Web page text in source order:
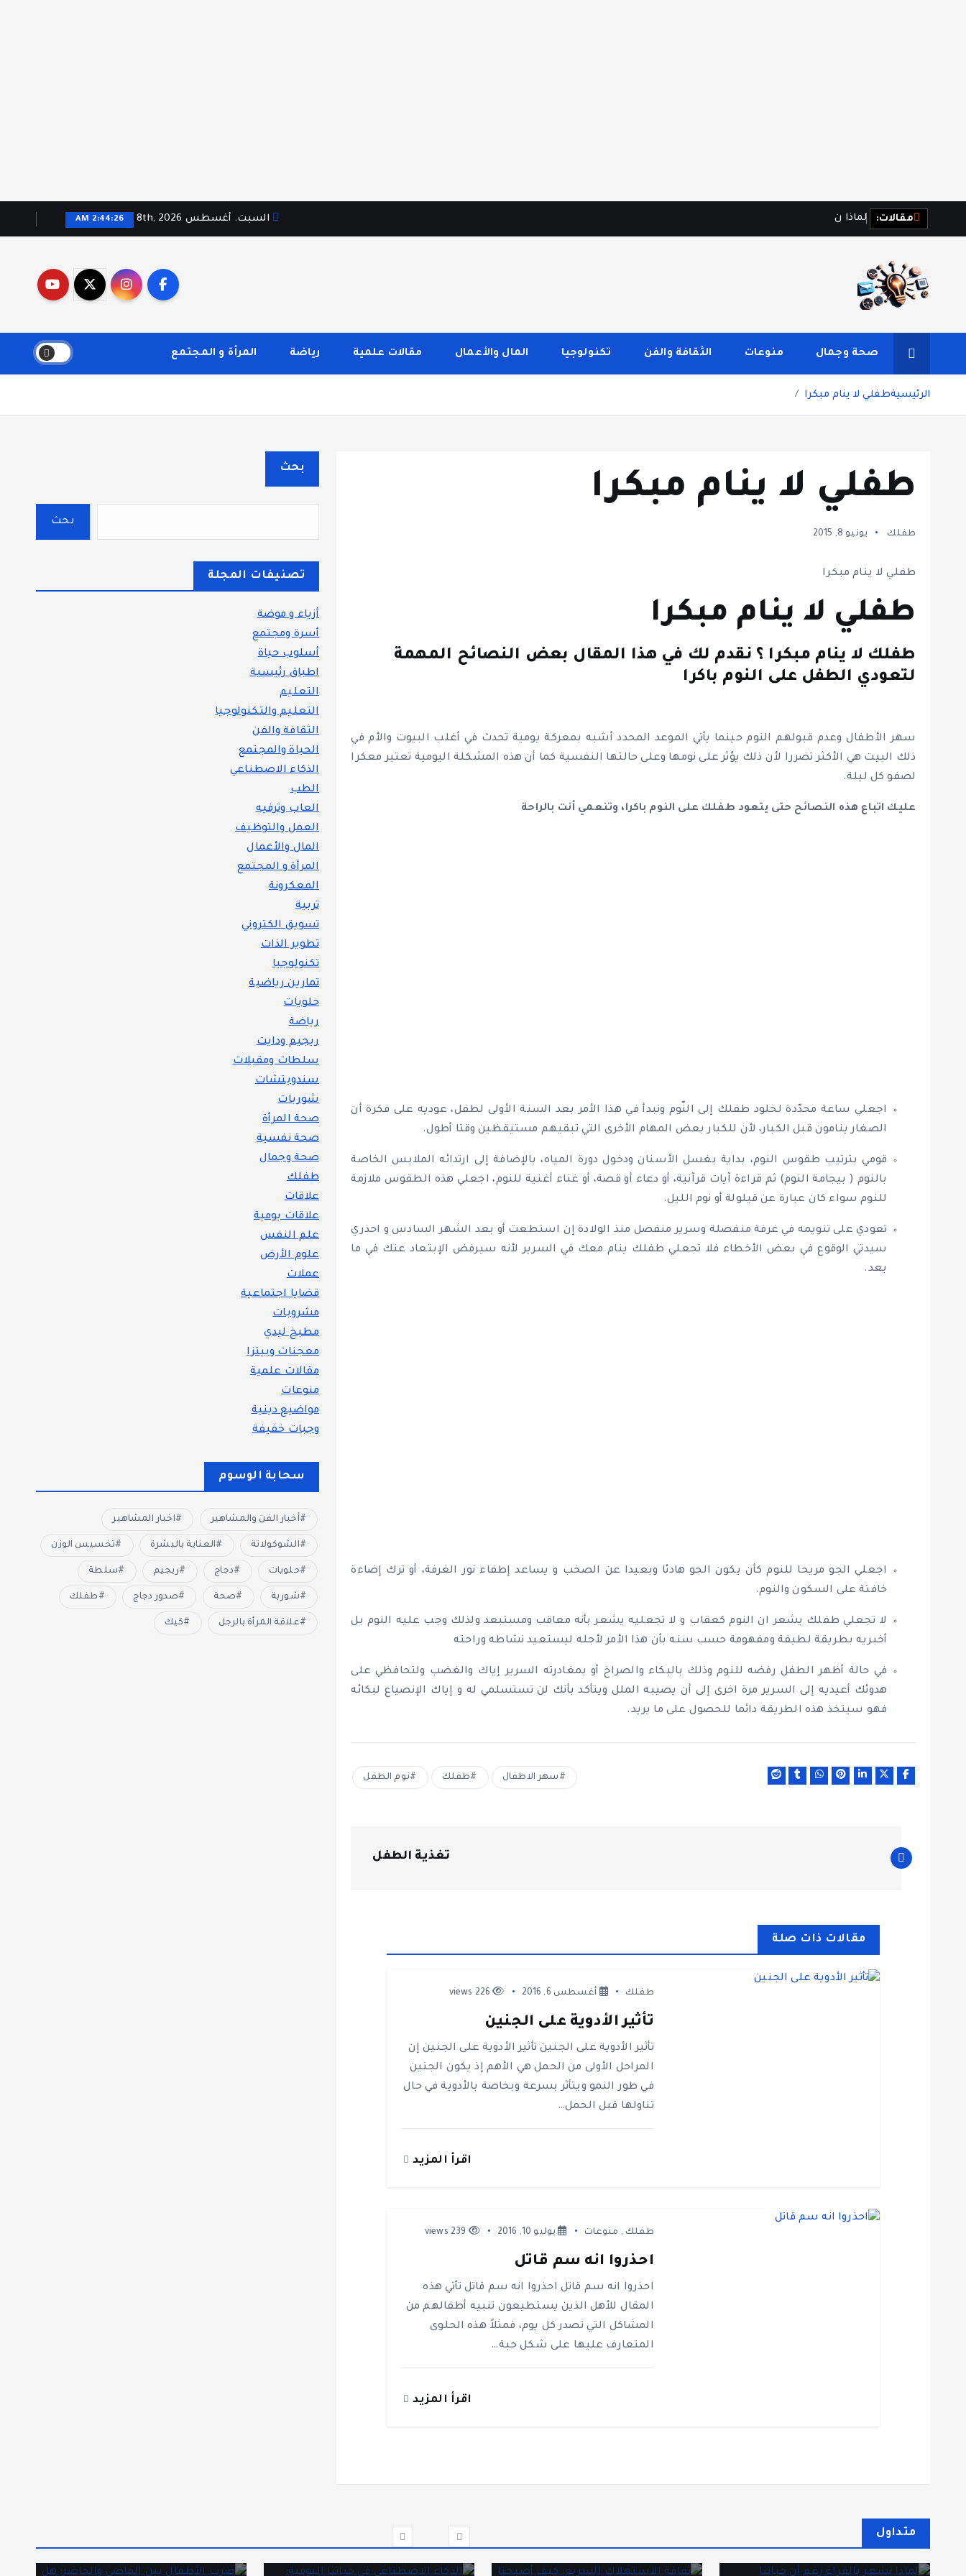
مقالات: لماذا نش السبت. أغسطس 8th, 2026 2:44:26 AM
ونصائح يومية تركز على أسلوب الحياة الحديث، بالإضافة إلى تغطية مواضيع تتعلق بالأمومة والعناية الشخصية. الموقع مقسم بوضوح إلى أقسام ليسهل التنقل ويضمن تقديم تجربة
مستخدم سلسة
صحة وجمال منوعات الثقافة والفن تكنولوجيا المال والأعمال مقالات علمية رياضة المرأة و المجتمع
الرئيسيةطفلي لا ينام مبكرا
طفلي لا ينام مبكرا
طفلك يونيو 8, 2015
طفلي لا ينام مبكرا
طفلي لا ينام مبكرا
طفلك لا ينام مبكرا ؟ نقدم لك في هذا المقال بعض النصائح المهمة
لتعودي الطفل على النوم باكرا
سهر الأطفال وعدم قبولهم النوم حينما يأتي الموعد المحدد أشبه بمعركة يومية تحدث في أغلب البيوت والأم في
ذلك البيت هي الأكثر تضررا لأن ذلك يؤثر على نومها وعلى حالتها النفسية كما أن هذه المشكلة اليومية تعتبر معكرا
لصفو كل ليلة.
عليك اتباع هذه النصائح حتى يتعود طفلك على النوم باكرا، وتنعمي أنت بالراحة
اجعلي ساعة محدّدة لخلود طفلك إلى النّوم ونبدأ في هذا الأمر بعد السنة الأولى لطفل، عوديه على فكرة أن
الصغار ينامون قبل الكبار، لأن للكبار بعض المهام الأخرى التي تبقيهم مستيقظين وقتا أطول.
قومي بترتيب طقوس النوم، بداية بغسل الأسنان ودخول دورة المياه، بالإضافة إلى ارتدائه الملابس الخاصة
بالنوم ( بيجامة النوم) ثم قراءة آيات قرآنية، أو دعاء أو قصة، أو غناء أغنية للنوم، اجعلي هذه الطقوس ملازمة
للنوم سواء كان عبارة عن قيلولة أو نوم الليل.
تعودي على تنويمه في غرفة منفصلة وسرير منفصل منذ الولادة إن استطعت أو بعد الشهر السادس و احذري
سيدتي الوقوع في بعض الأخطاء فلا تجعلي طفلك ينام معك في السرير لأنه سيرفض الإبتعاد عنك في ما
بعد.
اجعلي الجو مريحا للنوم كأن يكون الجو هادئا وبعيدا عن الصخب و يساعد إطفاء نور الغرفة، أو ترك إضاءة
خافتة على السكون والنوم.
لا تجعلي طفلك يشعر ان النوم كعقاب و لا تجعليه يشعر بأنه معاقب ومستبعد ولذلك وجب عليه النوم بل
أخبريه بطريقة لطيفة ومفهومة حسب سنه بأن هذا الأمر لأجله ليستعيد نشاطه وراحته
في حالة أظهر الطفل رفضه للنوم وذلك بالبكاء والصراخ أو بمغادرته السرير إياك والغضب ولتحافظي على
هدوئك أعيديه إلى السرير مرة اخرى إلى أن يصيبه الملل ويتأكد بأنك لن تستسلمي له و إياك الإنصياع لبكائه
فهو سيتخذ هذه الطريقة دائما للحصول على ما يريد.
سهر الاطفال طفلك نوم الطفل
ت
تغذية الطفل
مقالات ذات صلة
طفلك أغسطس 6, 2016 226 views
تأثير الأدوية على الجنين
تأثير الأدوية على الجنين تأثير الأدوية على الجنين إن
المراحل الأولى من الحمل هي الأهم إذ يكون الجنين
في طور النمو ويتأثر بسرعة وبخاصة بالأدوية في حال
تناولها قبل الحمل…
اقرأ المزيد
طفلك, منوعات يوليو 10, 2016
احذروا انه سم قاتل
احذروا انه سم قاتل احذروا انه سم قاتل تأتي هذه
المقال للأهل الذين يستطيعون تنبيه أطفالهم من
المشاكل التي تصدر كل يوم، فمثلاً هذه الحلوى
المتعارف عليها على شكل حبة…
اقرأ المزيد
بحث
بحث
تصنيفات المجلة
أزياء و موضة
أسرة ومجتمع
أسلوب حياة
اطباق رئيسية
التعليم
التعليم والتكنولوجيا
الثقافة والفن
الحياة والمجتمع
الذكاء الاصطناعي
الطب
العاب وترفيه
العمل والتوظيف
المال والأعمال
المرأة و المجتمع
المعكرونة
تربية
تسويق الكتروني
تطوير الذات
تكنولوجيا
تمارين رياضية
حلويات
رياضة
ريجيم ودايت
سلطات ومقبلات
سندويتشات
شوربات
صحة المرأة
صحة نفسية
صحة وجمال
طفلك
علاقات
علاقات يومية
علم النفس
علوم الأرض
عملات
قضايا اجتماعية
مشروبات
مطبخ ليدي
معجنات وبيتزا
مقالات علمية
منوعات
مواضيع دينية
وجبات خفيفة
سحابة الوسوم
أخبار الفن والمشاهير اخبار المشاهير
الشوكولاتة العناية بالبشرة تخسيس الوزن
حلويات دجاج ريجيم سلطة
شوربة صحة صدور دجاج طفلك
علاقة المرأة بالرجل كيك
متداول